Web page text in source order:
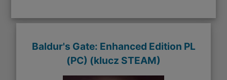
Baldur's Gate: Enhanced Edition PL
(PC) (klucz STEAM)